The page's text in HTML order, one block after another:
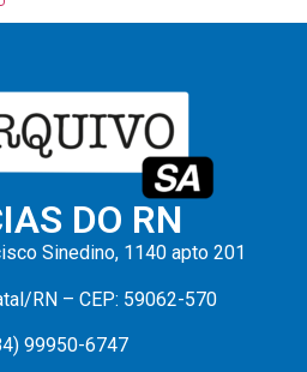
DO RN
Sinedino, 1140 apto 201
RN – CEP: 59062-570
99950-6747